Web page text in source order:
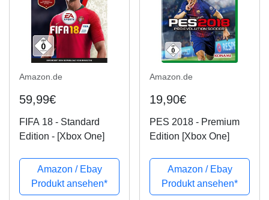
Amazon.de
59,99€
FIFA 18 - Standard
Edition - [Xbox One]
Amazon / Ebay
Produkt ansehen*
Amazon.de
19,90€
PES 2018 - Premium
Edition [Xbox One]
Amazon / Ebay
Produkt ansehen*